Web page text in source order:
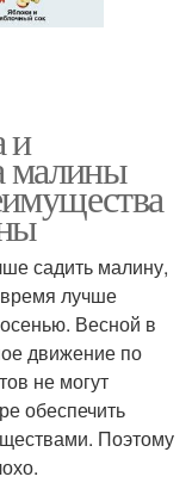
и
малины
садить малину,
время лучше
Весной в
движение по
не могут
обеспечить
Поэтому